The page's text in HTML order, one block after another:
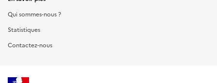
Qui sommes-nous ?
Statistiques
Contactez-nous